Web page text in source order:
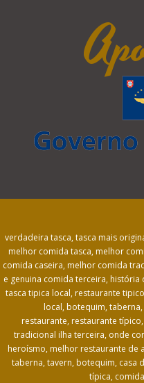
verdadeira tasca, tasca mais
melhor comida tasca, melhor
comida caseira, melhor comida
e genuina comida terceira,
tasca tipica local, restaurante
local, botequim,
restaurante, restaurante
tradicional ilha terceira, onde
heroísmo, melhor restaurante de
taberna, tavern, botequim, casa
típica,